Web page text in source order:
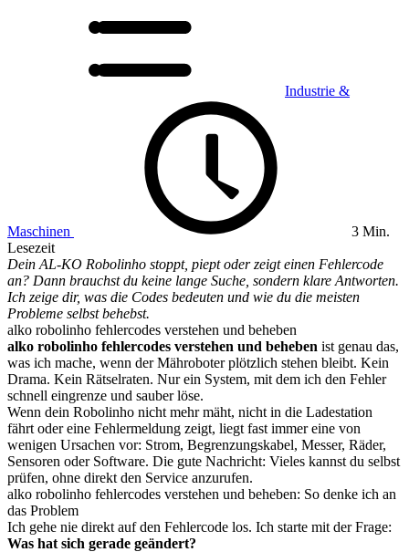
Industrie &
Maschinen
3 Min.
Lesezeit
Dein AL-KO Robolinho stoppt, piept oder zeigt einen Fehlercode
an? Dann brauchst du keine lange Suche, sondern klare Antworten.
Ich zeige dir, was die Codes bedeuten und wie du die meisten
Probleme selbst behebst.
alko robolinho fehlercodes verstehen und beheben
alko robolinho fehlercodes verstehen und beheben ist genau das,
was ich mache, wenn der Mähroboter plötzlich stehen bleibt. Kein
Drama. Kein Rätselraten. Nur ein System, mit dem ich den Fehler
schnell eingrenze und sauber löse.
Wenn dein Robolinho nicht mehr mäht, nicht in die Ladestation
fährt oder eine Fehlermeldung zeigt, liegt fast immer eine von
wenigen Ursachen vor: Strom, Begrenzungskabel, Messer, Räder,
Sensoren oder Software. Die gute Nachricht: Vieles kannst du selbst
prüfen, ohne direkt den Service anzurufen.
alko robolinho fehlercodes verstehen und beheben: So denke ich an
das Problem
Ich gehe nie direkt auf den Fehlercode los. Ich starte mit der Frage:
Was hat sich gerade geändert?